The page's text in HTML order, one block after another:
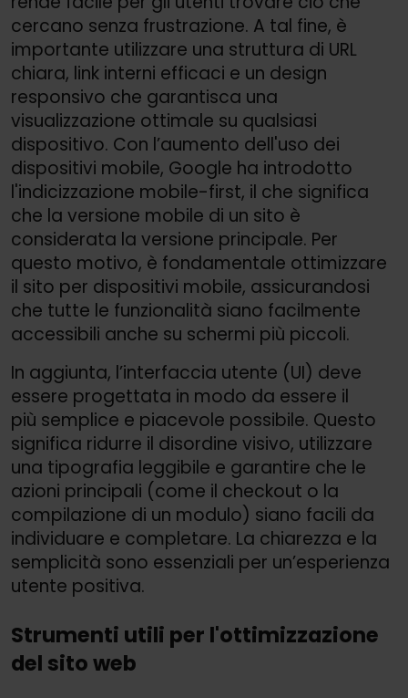
cercano senza frustrazione. A tal fine, è
importante utilizzare una struttura di URL
chiara, link interni efficaci e un design
responsivo che garantisca una
visualizzazione ottimale su qualsiasi
dispositivo. Con l’aumento dell'uso dei
dispositivi mobile, Google ha introdotto
l'indicizzazione mobile-first, il che significa
che la versione mobile di un sito è
considerata la versione principale. Per
questo motivo, è fondamentale ottimizzare
il sito per dispositivi mobile, assicurandosi
che tutte le funzionalità siano facilmente
accessibili anche su schermi più piccoli.
In aggiunta, l’interfaccia utente (UI) deve
essere progettata in modo da essere il
più semplice e piacevole possibile. Questo
significa ridurre il disordine visivo, utilizzare
una tipografia leggibile e garantire che le
azioni principali (come il checkout o la
compilazione di un modulo) siano facili da
individuare e completare. La chiarezza e la
semplicità sono essenziali per un’esperienza
utente positiva.
Strumenti utili per l'ottimizzazione
del sito web